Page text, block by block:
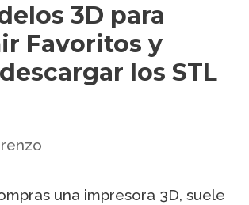
3D para
Favoritos y
los STL
una impresora 3D, suele